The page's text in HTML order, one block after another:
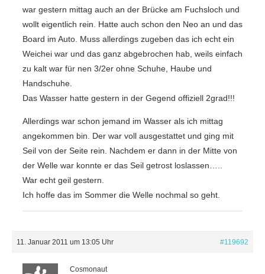
war gestern mittag auch an der Brücke am Fuchsloch und
wollt eigentlich rein. Hatte auch schon den Neo an und das
Board im Auto. Muss allerdings zugeben das ich echt ein
Weichei war und das ganz abgebrochen hab, weils einfach
zu kalt war für nen 3/2er ohne Schuhe, Haube und
Handschuhe.
Das Wasser hatte gestern in der Gegend offiziell 2grad!!!
Allerdings war schon jemand im Wasser als ich mittag
angekommen bin. Der war voll ausgestattet und ging mit
Seil von der Seite rein. Nachdem er dann in der Mitte von
der Welle war konnte er das Seil getrost loslassen…..
War echt geil gestern.
Ich hoffe das im Sommer die Welle nochmal so geht.
11. Januar 2011 um 13:05 Uhr #119692
Cosmonaut